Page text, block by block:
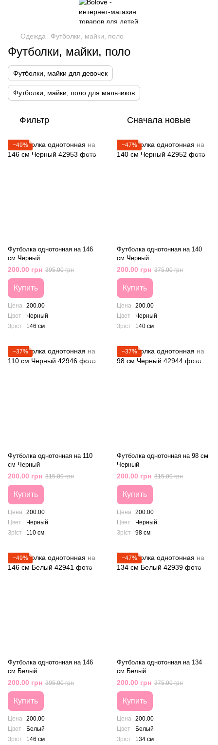
Одежда Футболки, майки, поло
Футболки, майки, поло
Футболки, майки для девочек
Футболки, майки, поло для мальчиков
Фильтр Сначала новые
−49%
Футболка однотонная на 146
см Черный
200.00 грн 395.00 грн
Купить
Цена 200.00
Цвет
Черный
Зріст
146 см
−47%
Футболка однотонная на 140
см Черный
200.00 грн 375.00 грн
Купить
Цена 200.00
Цвет
Черный
Зріст
140 см
−37%
Футболка однотонная на 110
см Черный
200.00 грн 315.00 грн
Купить
Цена 200.00
Цвет
Черный
Зріст
110 см
−37%
Футболка однотонная на 98 см
Черный
200.00 грн 315.00 грн
Купить
Цена 200.00
Цвет
Черный
Зріст
98 см
−49%
Футболка однотонная на 146
см Белый
200.00 грн 395.00 грн
Купить
Цена 200.00
Цвет
Белый
Зріст
146 см
−47%
Футболка однотонная на 134
см Белый
200.00 грн 375.00 грн
Купить
Цена 200.00
Цвет
Белый
Зріст
134 см